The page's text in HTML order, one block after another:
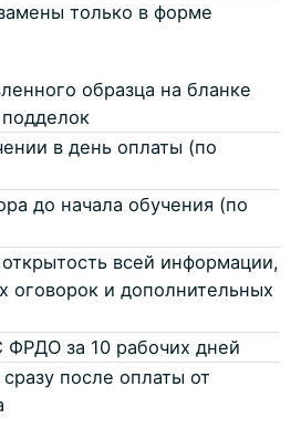
только в форме
образца на бланке
в день оплаты (по
до начала обучения (по
всей информации,
оговорок и дополнительных
за 10 рабочих дней
после оплаты от